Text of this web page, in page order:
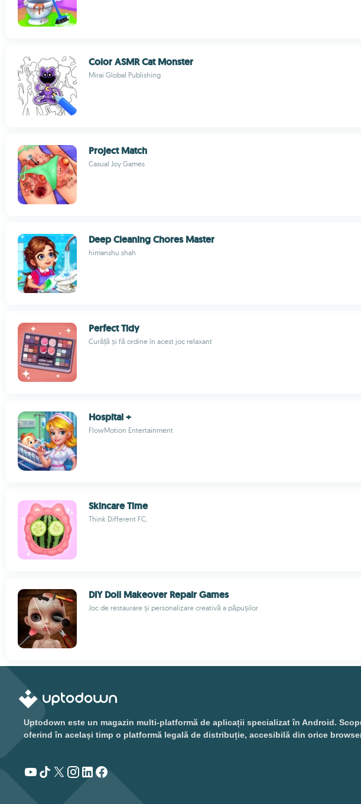
Color ASMR Cat Monster
Mirai Global Publishing
Project Match
Casual Joy Games
Deep Cleaning Chores Master
himanshu shah
Perfect Tidy
Curăță și fă ordine în acest joc relaxant
Hospital +
FlowMotion Entertainment
Skincare Time
Think Different FC.
DIY Doll Makeover Repair Games
Joc de restaurare și personalizare creativă a păpușilor
Uptodown este un magazin multi-platformă de aplicații specializat în Android.
oferind în același timp o platformă legală de distribuție, accesibilă din orice